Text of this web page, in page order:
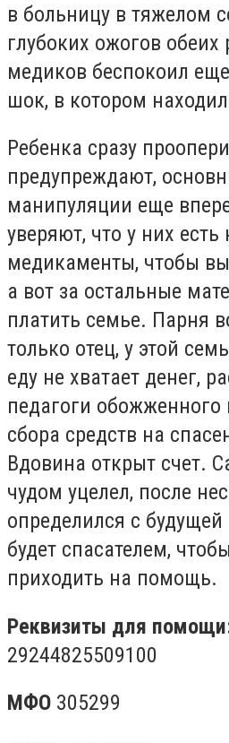
в больницу в тяжелом
глубоких ожогов обеих
медиков беспокоил
шок, в котором
Ребенка сразу
предупреждают,
манипуляции еще
уверяют, что у них
медикаменты, чтобы
а вот за остальные
платить семье. Парня
только отец, у этой
еду не хватает денег,
педагоги
сбора средств на
Вдовина открыт счет.
чудом уцелел, после
определился с
будет спасателем,
приходить на помощь.
Реквизиты для
29244825509100
МФО 305299